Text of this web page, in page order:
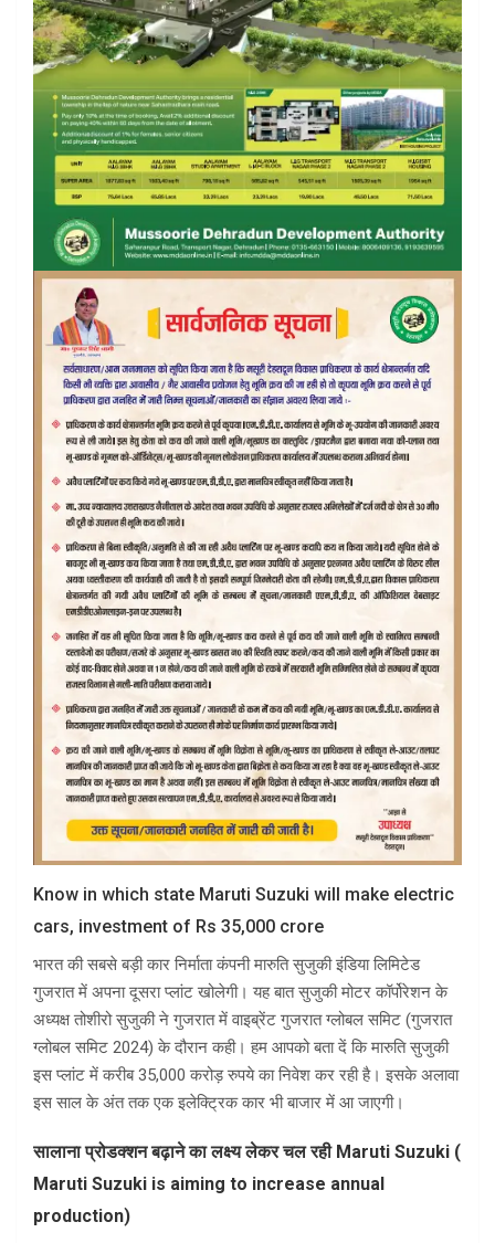
Know in which state Maruti Suzuki will make electric
cars, investment of Rs 35,000 crore
भारत की सबसे बड़ी कार निर्माता कंपनी मारुति सुजुकी इंडिया लिमिटेड
गुजरात में अपना दूसरा प्लांट खोलेगी। यह बात सुजुकी मोटर कॉर्पोरेशन के
अध्यक्ष तोशीरो सुजुकी ने गुजरात में वाइब्रेंट गुजरात ग्लोबल समिट (गुजरात
ग्लोबल समिट 2024) के दौरान कही। हम आपको बता दें कि मारुति सुजुकी
इस प्लांट में करीब 35,000 करोड़ रुपये का निवेश कर रही है। इसके अलावा
इस साल के अंत तक एक इलेक्ट्रिक कार भी बाजार में आ जाएगी।
सालाना प्रोडक्शन बढ़ाने का लक्ष्य लेकर चल रही Maruti Suzuki (
Maruti Suzuki is aiming to increase annual
production)